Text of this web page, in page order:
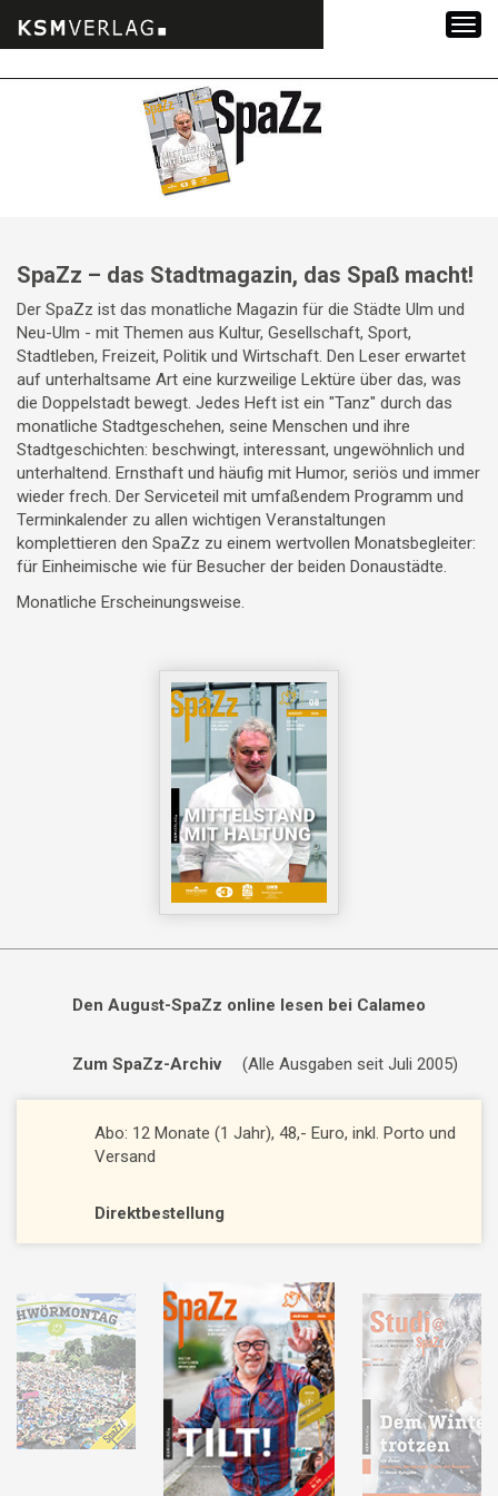
SpaZz – das Stadtmagazin, das Spaß macht!
Der SpaZz ist das monatliche Magazin für die Städte Ulm und
Neu-Ulm - mit Themen aus Kultur, Gesellschaft, Sport,
Stadtleben, Freizeit, Politik und Wirtschaft. Den Leser erwartet
auf unterhaltsame Art eine kurzweilige Lektüre über das, was
die Doppelstadt bewegt. Jedes Heft ist ein "Tanz" durch das
monatliche Stadtgeschehen, seine Menschen und ihre
Stadtgeschichten: beschwingt, interessant, ungewöhnlich und
unterhaltend. Ernsthaft und häufig mit Humor, seriös und immer
wieder frech. Der Serviceteil mit umfaßendem Programm und
Terminkalender zu allen wichtigen Veranstaltungen
komplettieren den SpaZz zu einem wertvollen Monatsbegleiter:
für Einheimische wie für Besucher der beiden Donaustädte.
Monatliche Erscheinungsweise.
Den August-SpaZz online lesen bei Calameo
Zum SpaZz-Archiv (Alle Ausgaben seit Juli 2005)
Abo: 12 Monate (1 Jahr), 48,- Euro, inkl. Porto und
Versand
Direktbestellung